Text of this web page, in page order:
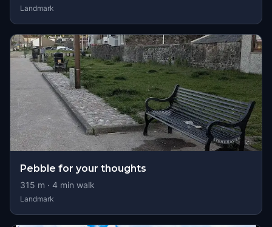
Landmark
Pebble for your thoughts
315 m · 4 min walk
Landmark